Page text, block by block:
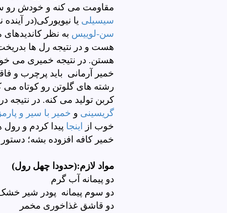
مقاومت می کنه و خودش رو
سیسیلی یا نیویورکی(در
سن-لوییس به نظر
هست و در نتیجه رل ها
هستن. در نتیجه خمیری می
خمیر آرمانی باید پرچرب و
رشته های گلوتن رو کوتاه می
کربن تولید می کنه. در نتیجه
گریسینی و خمیر با سیر و
خوب از
اینجا پیدا کردم و
خمیر کافه افزوده بشه؛
مواد لازم:(حدودا چهل رول)
دو پیمانه آب گرم
دو سوم پیمانه پودر شیر
دو قاشق غذاخوری مخمر